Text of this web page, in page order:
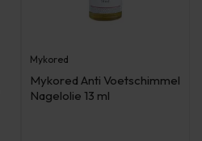
Mykored
Mykored Anti Voetschimmel
Nagelolie 13 ml